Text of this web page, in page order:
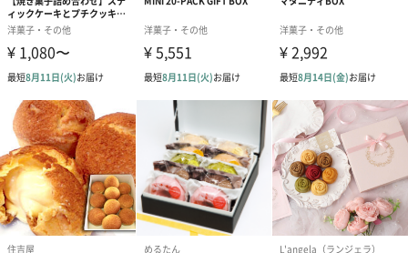
お渡し用の紙袋です。
商品に合わせたサイズをお届けします。
あり（280円）